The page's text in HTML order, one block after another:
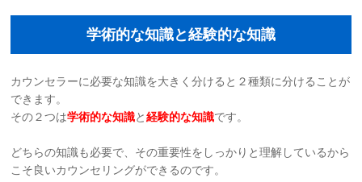
学術的な知識と経験的な知識
カウンセラーに必要な知識を大きく分けると２種類に分けることが
できます。
その２つは学術的な知識と経験的な知識です。
どちらの知識も必要で、その重要性をしっかりと理解しているから
こそ良いカウンセリングができるのです。